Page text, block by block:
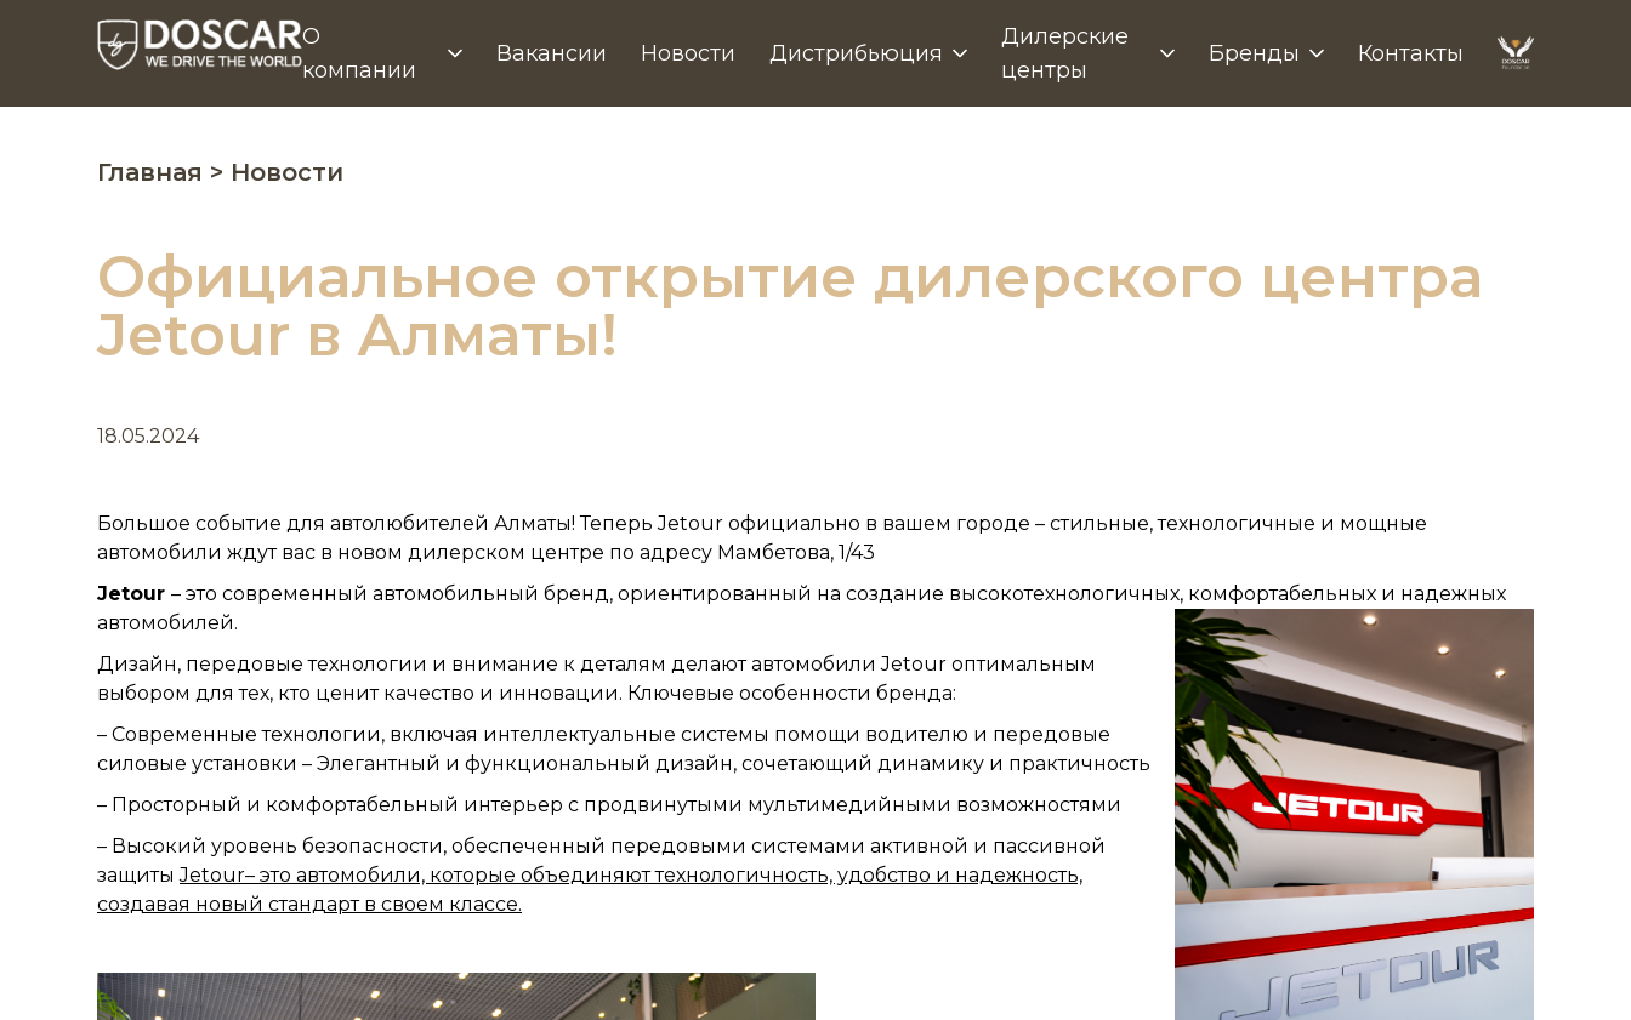
О
компании
Вакансии Новости Дистрибьюция
Дилерские
центры
Бренды Контакты
Главная > Новости
Официальное открытие дилерского центра
Jetour в Алматы!
18.05.2024
Большое событие для автолюбителей Алматы! Теперь Jetour официально в вашем городе – стильные, технологичные и мощные
автомобили ждут вас в новом дилерском центре по адресу Мамбетова, 1/43
Jetour – это современный автомобильный бренд, ориентированный на создание высокотехнологичных, комфортабельных и надежных
автомобилей.
Дизайн, передовые технологии и внимание к деталям делают автомобили Jetour оптимальным
выбором для тех, кто ценит качество и инновации. Ключевые особенности бренда:
– Современные технологии, включая интеллектуальные системы помощи водителю и передовые
силовые установки – Элегантный и функциональный дизайн, сочетающий динамику и практичность
– Просторный и комфортабельный интерьер с продвинутыми мультимедийными возможностями
– Высокий уровень безопасности, обеспеченный передовыми системами активной и пассивной
защитыJetour– это автомобили, которые объединяют технологичность, удобство и надежность,
создавая новый стандарт в своем классе.